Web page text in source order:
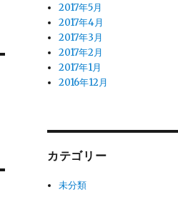
2017年5月
2017年4月
2017年3月
2017年2月
2017年1月
2016年12月
カテゴリー
未分類